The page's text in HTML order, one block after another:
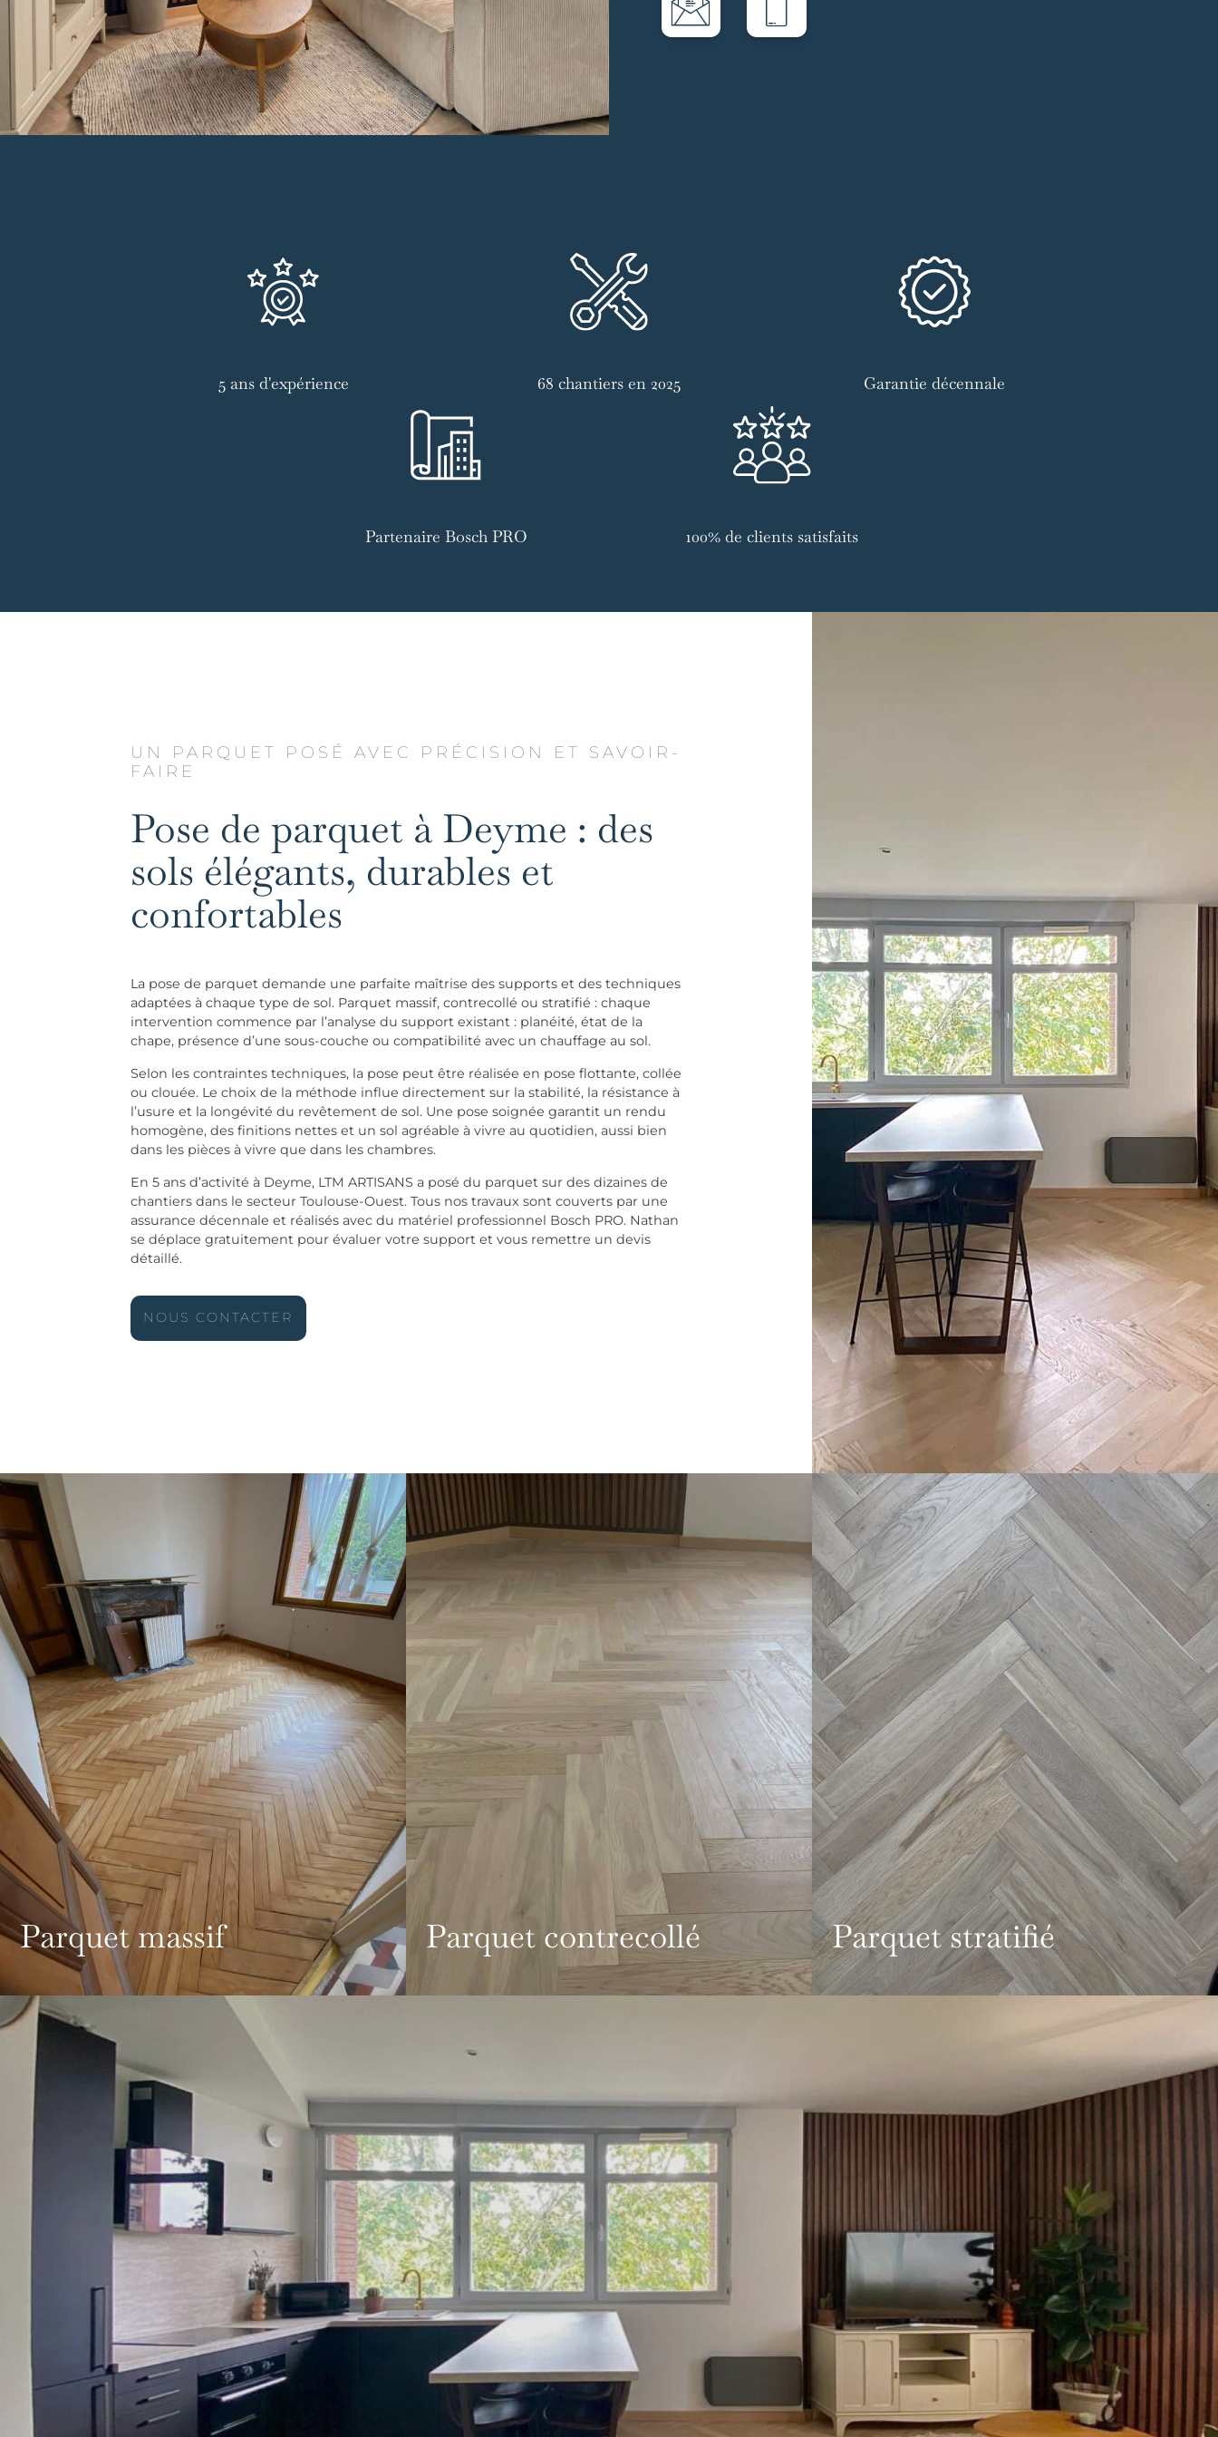
5 ans d'expérience 68 chantiers en 2025 Garantie décennale
Partenaire Bosch PRO 100% de clients satisfaits
UN PARQUET POSÉ AVEC PRÉCISION ET SAVOIR-
FAIRE
Pose de parquet à Deyme : des
sols élégants, durables et
confortables
La pose de parquet demande une parfaite maîtrise des supports et des techniques
adaptées à chaque type de sol. Parquet massif, contrecollé ou stratifié : chaque
intervention commence par l’analyse du support existant : planéité, état de la
chape, présence d’une sous-couche ou compatibilité avec un chauffage au sol.
Selon les contraintes techniques, la pose peut être réalisée en pose flottante, collée
ou clouée. Le choix de la méthode influe directement sur la stabilité, la résistance à
l’usure et la longévité du revêtement de sol. Une pose soignée garantit un rendu
homogène, des finitions nettes et un sol agréable à vivre au quotidien, aussi bien
dans les pièces à vivre que dans les chambres.
En 5 ans d’activité à Deyme, LTM ARTISANS a posé du parquet sur des dizaines de
chantiers dans le secteur Toulouse-Ouest. Tous nos travaux sont couverts par une
assurance décennale et réalisés avec du matériel professionnel Bosch PRO. Nathan
se déplace gratuitement pour évaluer votre support et vous remettre un devis
détaillé.
NOUS CONTACTER
Parquet massif Parquet contrecollé Parquet stratifié